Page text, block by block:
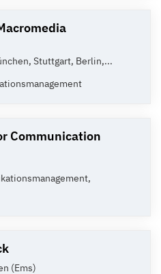
Stuttgart, Berlin,...
Communication
(Ems)